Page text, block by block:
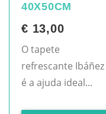
40X50CM
€ 13,00
O tapete
refrescante Ibáñez
é a ajuda ideal...